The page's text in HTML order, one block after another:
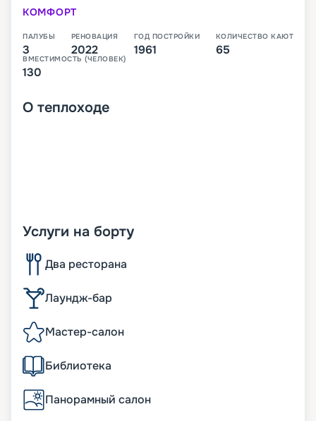
КОМФОРТ
ПАЛУБЫ
3
РЕНОВАЦИЯ
2022
ГОД ПОСТРОЙКИ
1961
КОЛИЧЕСТВО КАЮТ
65
ВМЕСТИМОСТЬ (ЧЕЛОВЕК)
130
О теплоходе
Услуги на борту
Два ресторана
Лаундж-бар
Мастер-салон
Библиотека
Панорамный салон